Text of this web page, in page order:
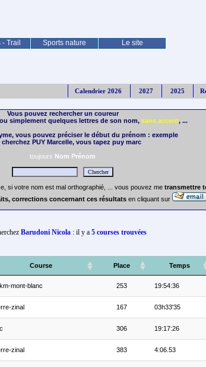
Trail Sports nature Le site
Calendrier 2026 2027 2025
Vous pouvez rechercher un coureur
simplement quelques lettres de son nom, sans accent, ...
vous pouvez préciser le début du prénom : exemple
PUY Marcelle, vous tapez puy marc
toujours Nom Prénom
si votre nom est mal orthographié, ... vous pouvez me transmettre
corrections concernant ces résultats en cliquant sur
Barudoni Nicola : il y a 5 courses trouvées
Course Place Temps
mont-blanc 253 19:54:36
zinal 167 03h33'35
306 19:17:26
zinal 383 4:06.53